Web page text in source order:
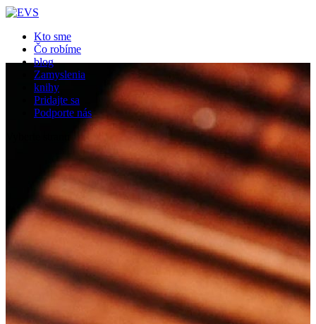
Close
Kto sme
Čo robíme
blog
Zamyslenia
knihy
Pridajte sa
Podporte nás